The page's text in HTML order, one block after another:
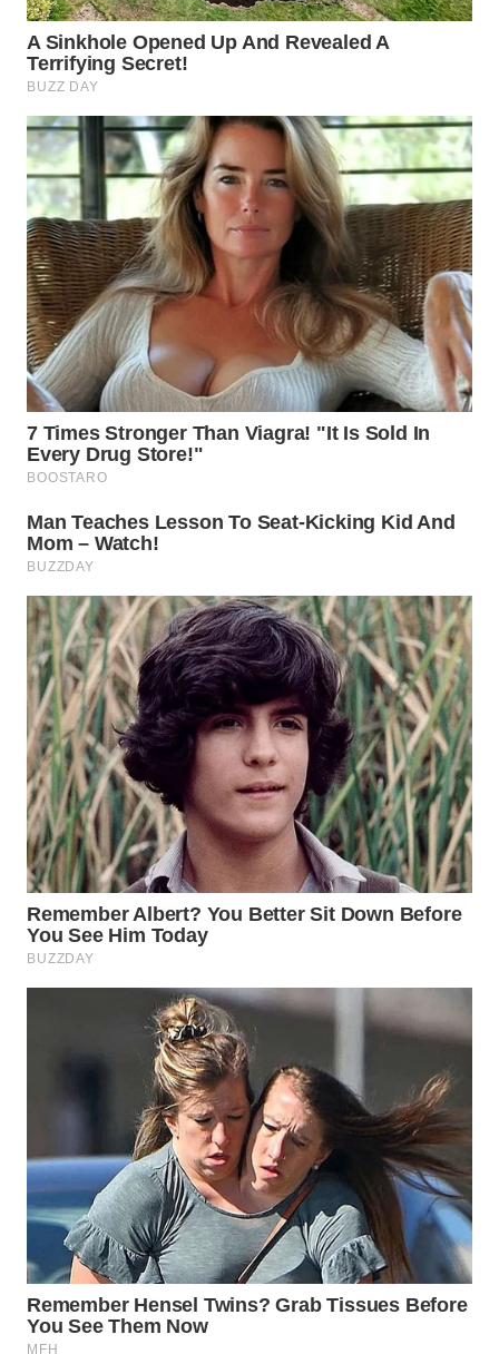
KEPULAUAN
SERIBU
WN
TANGERANG
WN
BINJAI
WN
CIREBON
WN
INDRAMAYU
KUNINGAN
MAJALENGKA
SUBANG
WN
SUKABUMI
WN
PURWAKARTA
WN
PRIANGAN
TIMUR
WN
SEMARANG
WN
MADURA
WN
SURABAYA